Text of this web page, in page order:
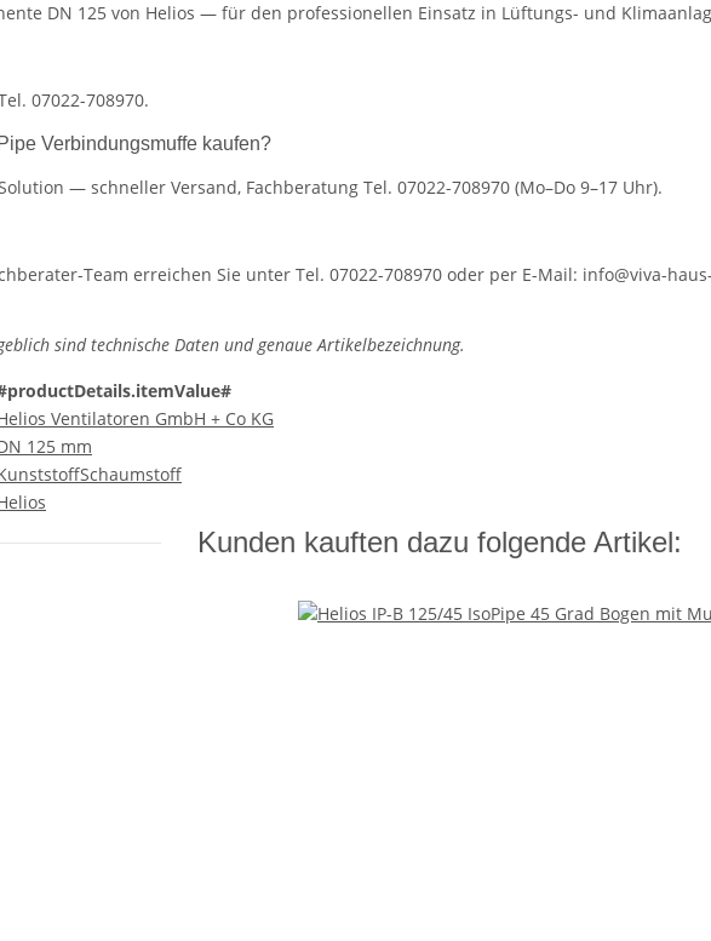
DN 125 von Helios — für den professionellen Einsatz in Lüftungs- und
07022-708970.
Verbindungsmuffe kaufen?
— schneller Versand, Fachberatung Tel. 07022-708970 (Mo–Do 9–17 Uhr).
Team erreichen Sie unter Tel. 07022-708970 oder per E-Mail: info@viva-
sind technische Daten und genaue Artikelbezeichnung.
Ventilatoren GmbH + Co KG
125 mm
Schaumstoff
Kunden kauften dazu folgende Artikel: